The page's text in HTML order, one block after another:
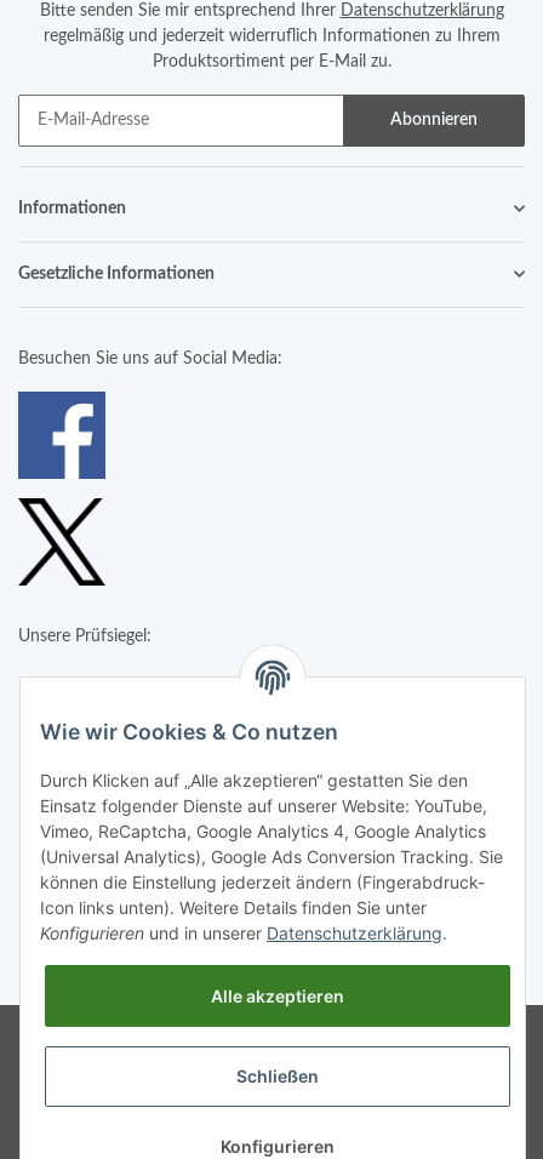
Bitte senden Sie mir entsprechend Ihrer
Datenschutzerklärung
regelmäßig und jederzeit widerruflich Informationen zu Ihrem
Produktsortiment per E-Mail zu.
Abonnieren
Informationen
Gesetzliche Informationen
Besuchen Sie uns auf Social Media:
Unsere Prüfsiegel:
Wie wir Cookies & Co nutzen
Durch Klicken auf „Alle akzeptieren“ gestatten Sie den
Einsatz folgender Dienste auf unserer Website: YouTube,
Vimeo, ReCaptcha, Google Analytics 4, Google Analytics
(Universal Analytics), Google Ads Conversion Tracking. Sie
können die Einstellung jederzeit ändern (Fingerabdruck-
Icon links unten). Weitere Details finden Sie unter
Konfigurieren und in unserer Datenschutzerklärung.
Alle akzeptieren
Schließen
Konfigurieren